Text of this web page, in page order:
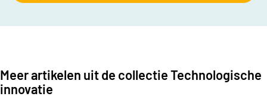
Meer artikelen uit de collectie Technologische
innovatie